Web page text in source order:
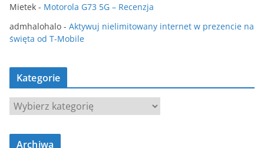
Mietek - Motorola G73 5G – Recenzja
admhalohalo - Aktywuj nielimitowany internet w prezencie na
święta od T-Mobile
Kategorie
K
a
t
Archiwa